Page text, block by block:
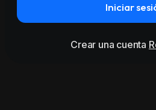
Iniciar
Crear una cuenta